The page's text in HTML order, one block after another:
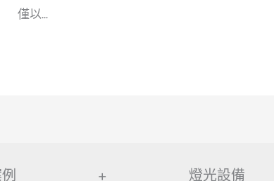
僅以...
+ 燈光設備